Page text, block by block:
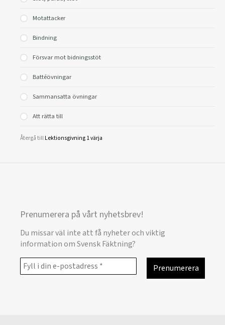
Motattacker
Bindning
Försvar mot bidningsstöt
Battéövningar
Sammansatta övningar
Att rätta till
Återgå tillLektionsgivning 1 värja
Prenumerera på vårt nyhetsbrev!
Du missar väl inte att få nyheter och viktig
information om Svensk Fäktning?